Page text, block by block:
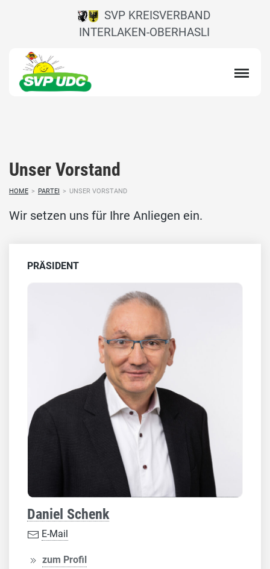
SVP KREISVERBAND
INTERLAKEN-OBERHASLI
Unser Vorstand
HOME > PARTEI > UNSER VORSTAND
Wir setzen uns für Ihre Anliegen ein.
PRÄSIDENT
Daniel Schenk
E-Mail
zum Profil